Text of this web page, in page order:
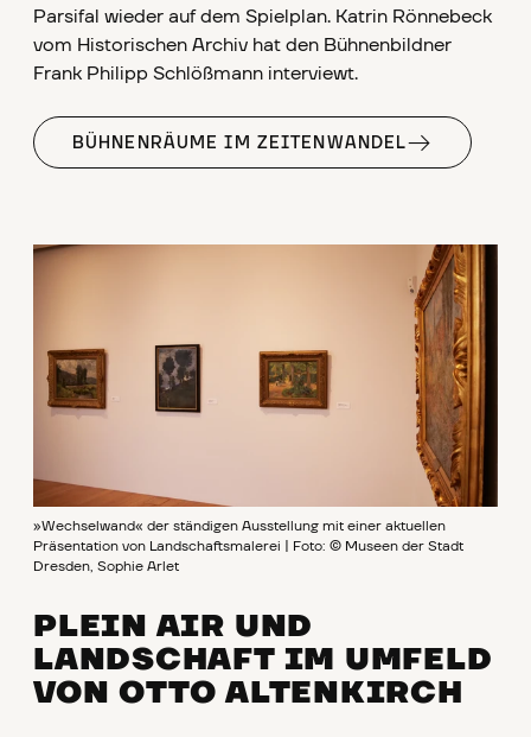
Parsifal wieder auf dem Spielplan. Katrin Rönnebeck
vom Historischen Archiv hat den Bühnenbildner
Frank Philipp Schlößmann interviewt.
BÜHNENRÄUME IM ZEITENWANDEL
»Wechselwand« der ständigen Ausstellung mit einer aktuellen
Präsentation von Landschaftsmalerei | Foto: © Museen der Stadt
Dresden, Sophie Arlet
PLEIN AIR UND
LANDSCHAFT IM UMFELD
VON OTTO ALTENKIRCH